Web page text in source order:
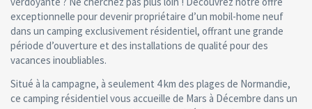
exceptionnelle pour devenir propriétaire d’un mobil-home neuf
dans un camping exclusivement résidentiel, offrant une grande
période d’ouverture et des installations de qualité pour des
vacances inoubliables.
Situé à la campagne, à seulement 4 km des plages de Normandie,
ce camping résidentiel vous accueille de Mars à Décembre dans un